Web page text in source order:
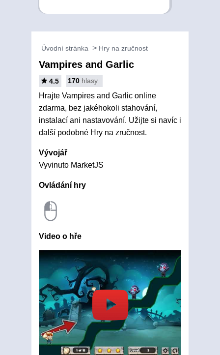
Úvodní stránka Hry na zručnost
Vampires and Garlic
4.5 170 hlasy
Hrajte Vampires and Garlic online
zdarma, bez jakéhokoli stahování,
instalací ani nastavování. Užijte si navíc i
další podobné Hry na zručnost.
Vývojář
Vyvinuto MarketJS
Ovládání hry
Video o hře